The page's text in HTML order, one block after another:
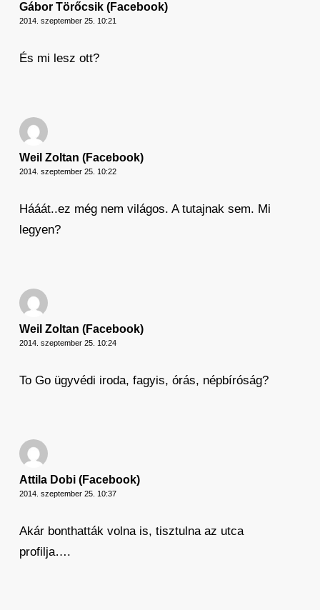
Gábor Törőcsik (Facebook)
2014. szeptember 25. 10:21
És mi lesz ott?
Weil Zoltan (Facebook)
2014. szeptember 25. 10:22
Hááát..ez még nem világos. A tutajnak sem. Mi
legyen?
Weil Zoltan (Facebook)
2014. szeptember 25. 10:24
To Go ügyvédi iroda, fagyis, órás, népbíróság?
Attila Dobi (Facebook)
2014. szeptember 25. 10:37
Akár bonthatták volna is, tisztulna az utca
profilja….